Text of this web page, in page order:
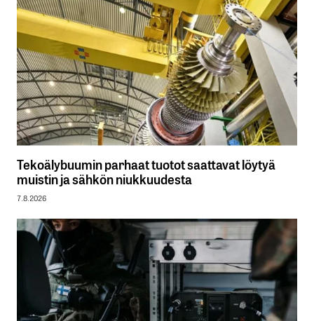
Tekoälybuumin parhaat tuotot saattavat löytyä
muistin ja sähkön niukkuudesta
7.8.2026